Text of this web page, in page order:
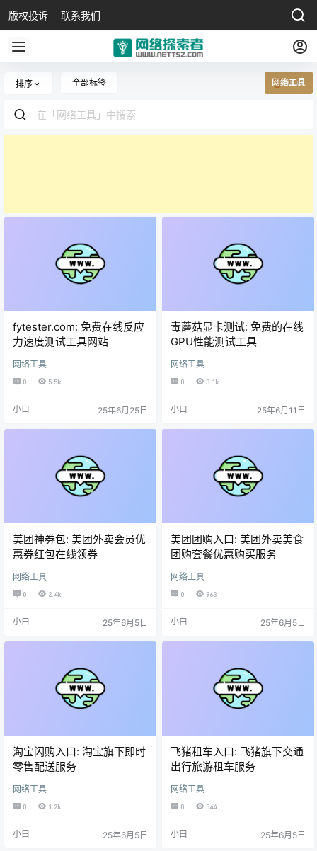
版权投诉 联系我们
排序 全部标签 网络工具
fytester.com: 免费在线反应
力速度测试工具网站
网络工具
0 5.5k
小白 25年6月25日
毒蘑菇显卡测试: 免费的在线
GPU性能测试工具
网络工具
0 3.1k
小白 25年6月11日
美团神券包: 美团外卖会员优
惠券红包在线领券
网络工具
0 2.4k
小白 25年6月5日
美团团购入口: 美团外卖美食
团购套餐优惠购买服务
网络工具
0 963
小白 25年6月5日
淘宝闪购入口: 淘宝旗下即时
零售配送服务
网络工具
0 1.2k
小白 25年6月5日
飞猪租车入口: 飞猪旗下交通
出行旅游租车服务
网络工具
0 544
小白 25年6月5日